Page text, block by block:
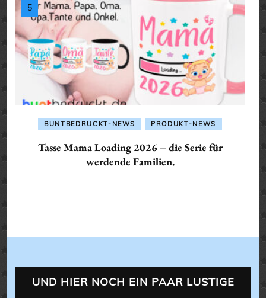
BUNTBEDRUCKT-NEWS PRODUKT-NEWS
Tasse Mama Loading 2026 – die Serie für
werdende Familien.
UND HIER NOCH EIN PAAR LUSTIGE